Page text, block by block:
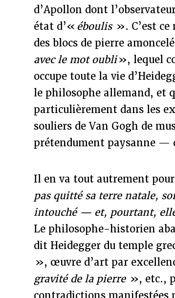
d’Apollon dont
état d’« éboulis ». C’est
des blocs de pierre
avec le mot oubli», lequel
occupe toute la vie
le philosophe allemand, et
particulièrement dans les
souliers de Van Gogh de
prétendument paysanne —
Il en va tout autrement
pas quitté sa terre natale,
intouché — et, pourtant,
Le philosophe-historien
dit Heidegger du temple
», œuvre d’art par
gravité de la pierre », etc.,